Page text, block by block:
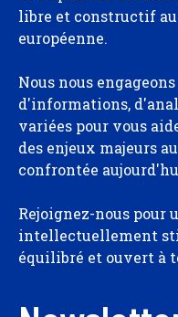
libre et constructif
européenne.
Nous nous
d'informations,
variées pour vous
des enjeux majeurs
confrontée
Rejoignez-nous pour
intellectuellement
équilibré et ouvert à